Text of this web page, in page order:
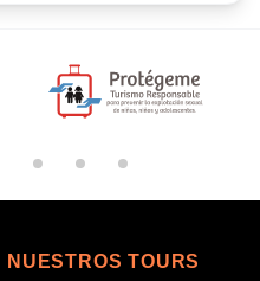
NUESTROS TOURS